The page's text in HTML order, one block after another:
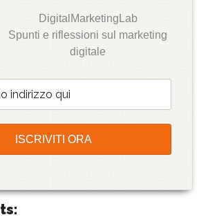
DigitalMarketingLab
Spunti e riflessioni sul marketing
digitale